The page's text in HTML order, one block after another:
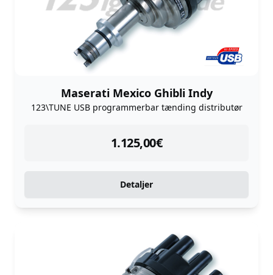
Maserati Mexico Ghibli Indy
123\TUNE USB programmerbar tænding distributør
1.125,00€
instock
Detaljer